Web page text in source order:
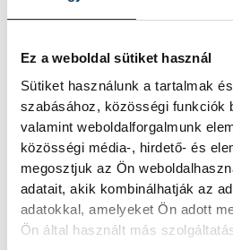
Ez a weboldal sütiket használ
Sütiket használunk a tartalmak
szabásához, közösségi funkciók
valamint weboldalforgalmunk
közösségi média-, hirdető- és
megosztjuk az Ön
adatait, akik kombinálhatják az
adatokkal, amelyeket Ön adott
Ön által használt más